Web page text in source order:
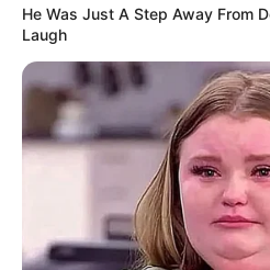
Kreis Sömmerda + Erfurt -
Unstrut-Hainich-Kreis
Nordhausen
Kreis
Mansfeld-Südharz-
Saalekreis + Halle (Saale)
Burgenlandkreis
Zu den Ausflugs- und
ganz Deutschland gehören
Sportangebote
Freizeitparksund
Abenteuermöglichkeiten .
He Was Just A Step Away From
Laugh